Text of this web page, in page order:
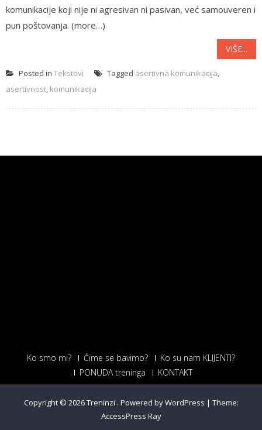
komunikacije koji nije ni agresivan ni pasivan, već samouveren i
pun poštovanja. (more…)
VIŠE...
Posted in Tekstovi Tagged asertivna komunikacija,
asertivnost, komunikacija
Ko smo mi? Čime se bavimo?
Ko su nam KLIJENTI?
PONUDA treninga
KONTAKT
Copyright © 2026Treninzi . Powered by WordPress | Theme:
AccessPress Ray